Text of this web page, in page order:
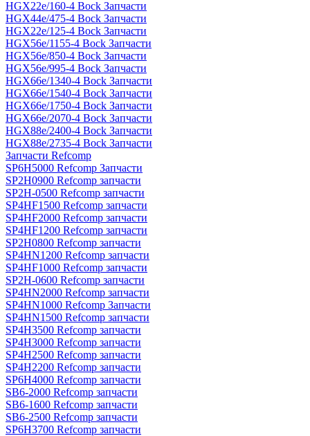
HGX22e/160-4 Bock Запчасти
HGX44e/475-4 Bock Запчасти
HGX22e/125-4 Bock Запчасти
HGX56e/1155-4 Bock Запчасти
HGX56e/850-4 Bock Запчасти
HGX56e/995-4 Bock Запчасти
HGX66e/1340-4 Bock Запчасти
HGX66e/1540-4 Bock Запчасти
HGX66e/1750-4 Bock Запчасти
HGX66e/2070-4 Bock Запчасти
HGX88e/2400-4 Bock Запчасти
HGX88e/2735-4 Bock Запчасти
Запчасти Refcomp
SP6H5000 Refcomp Запчасти
SP2H0900 Refcomp запчасти
SP2H-0500 Refcomp запчасти
SP4HF1500 Refcomp запчасти
SP4HF2000 Refcomp запчасти
SP4HF1200 Refcomp запчасти
SP2H0800 Refcomp запчасти
SP4HN1200 Refcomp запчасти
SP4HF1000 Refcomp запчасти
SP2H-0600 Refcomp запчасти
SP4HN2000 Refcomp запчасти
SP4HN1000 Refcomp Запчасти
SP4HN1500 Refcomp запчасти
SP4H3500 Refcomp запчасти
SP4H3000 Refcomp запчасти
SP4H2500 Refcomp запчасти
SP4H2200 Refcomp запчасти
SP6H4000 Refcomp запчасти
SB6-2000 Refcomp запчасти
SB6-1600 Refcomp запчасти
SB6-2500 Refcomp запчасти
SP6H3700 Refcomp запчасти